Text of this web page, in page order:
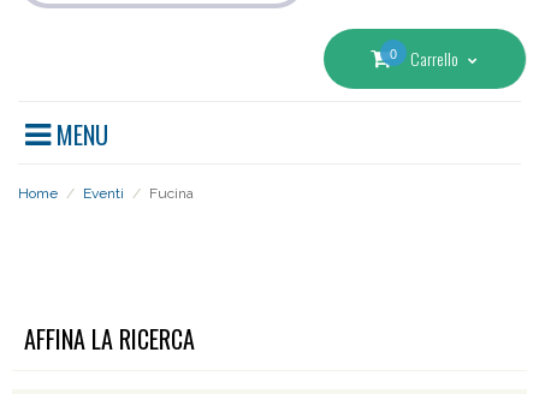
0 Carrello
MENU
Home / Eventi / Fucina
AFFINA LA RICERCA